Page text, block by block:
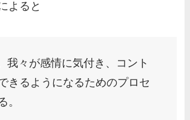
よると
我々が感情に気付き、コント
きるようになるためのプロセ
。